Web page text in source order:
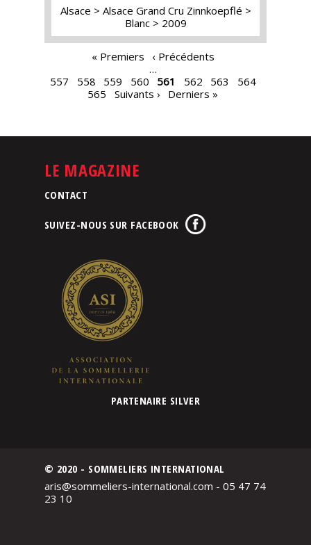
Alsace
Alsace Grand Cru Zinnkoepflé
Blanc
2009
« Premiers
‹ Précédents
…
557
558 559 560 561 562 563
564
565
Suivants › Derniers »
LE MAGAZINE
CONTACT
SUIVEZ-NOUS SUR FACEBOOK
PARTENAIRE SILVER
© 2020 - SOMMELIERS INTERNATIONAL
aris@sommeliers-international.com - 05 47 74
23 10